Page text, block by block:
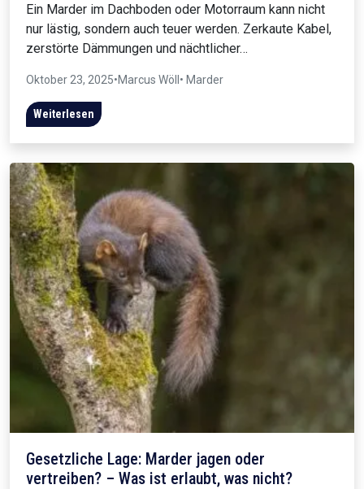
Ein Marder im Dachboden oder Motorraum kann nicht
nur lästig, sondern auch teuer werden. Zerkaute Kabel,
zerstörte Dämmungen und nächtlicher…
Oktober 23, 2025•Marcus Wöll• Marder
Weiterlesen
Gesetzliche Lage: Marder jagen oder
vertreiben? – Was ist erlaubt, was nicht?